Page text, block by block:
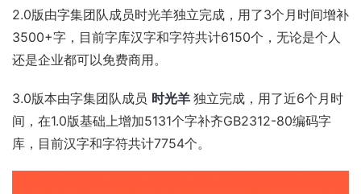
2.0版由字集团队成员时光羊独立完成，用了3个月时间增补
3500+字，目前字库汉字和字符共计6150个，无论是个人
还是企业都可以免费商用。
3.0版本由字集团队成员 时光羊 独立完成，用了近6个月时
间，在1.0版基础上增加5131个字补齐GB2312-80编码字
库，目前汉字和字符共计7754个。